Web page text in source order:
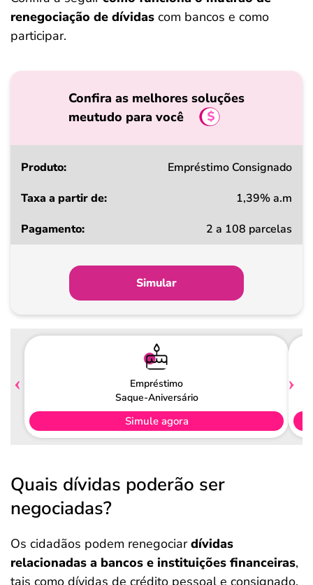
renegociação de dívidas com bancos e como
participar.
Confira as melhores soluções
meutudo para você
Produto
a
Pagamento
Empréstimo Consignado
1,39% a.m
2 a 108 parcelas
Simular
Empréstimo
Saque-Aniversário
Simule agora
Quais dívidas poderão ser
negociadas?
Os cidadãos podem renegociardívidas
relacionadas a bancos e instituições financeiras,
tais como dívidas de crédito pessoal e consignado,